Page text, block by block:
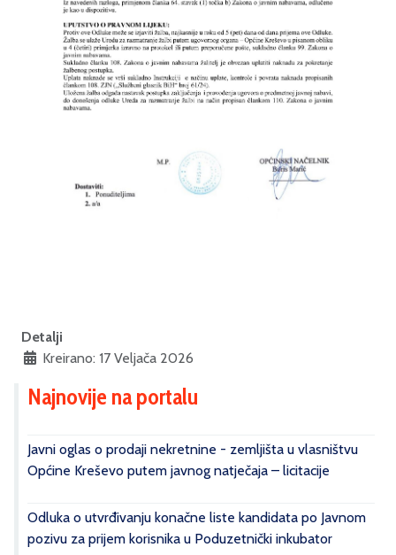
Detalji
Kreirano: 17 Veljača 2026
Najnovije na portalu
Javni oglas o prodaji nekretnine - zemljišta u vlasništvu
Općine Kreševo putem javnog natječaja – licitacije
Odluka o utvrđivanju konačne liste kandidata po Javnom
pozivu za prijem korisnika u Poduzetnički inkubator